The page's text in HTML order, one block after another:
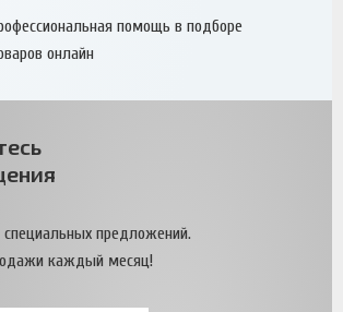
помощь в подборе
онлайн
специальных предложений.
каждый месяц!